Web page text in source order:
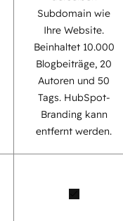
Subdomain wie
Ihre Website.
Beinhaltet 10.000
Blogbeiträge, 20
Autoren und 50
Tags. HubSpot-
Branding kann
entfernt werden.